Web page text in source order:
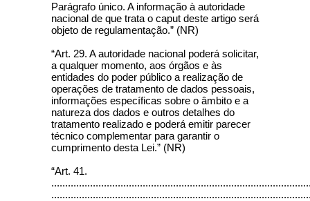
Parágrafo único. A informação à autoridade
nacional de que trata o caput deste artigo será
objeto de regulamentação.” (NR)
“Art. 29. A autoridade nacional poderá solicitar,
a qualquer momento, aos órgãos e às
entidades do poder público a realização de
operações de tratamento de dados pessoais,
informações específicas sobre o âmbito e a
natureza dos dados e outros detalhes do
tratamento realizado e poderá emitir parecer
técnico complementar para garantir o
cumprimento desta Lei.” (NR)
“Art. 41.